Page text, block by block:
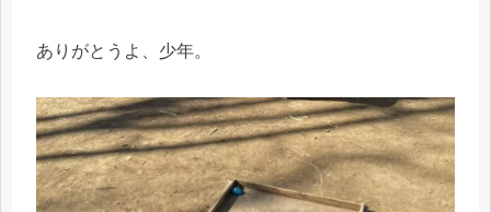
ありがとうよ、少年。